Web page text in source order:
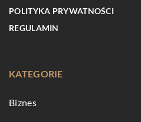
POLITYKA PRYWATNOŚCI
REGULAMIN
KATEGORIE
Biznes